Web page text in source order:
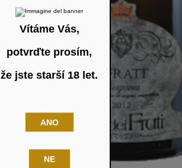
Vítáme Vás,
potvrďte prosím,
že jste starší 18 let.
ANO
NE